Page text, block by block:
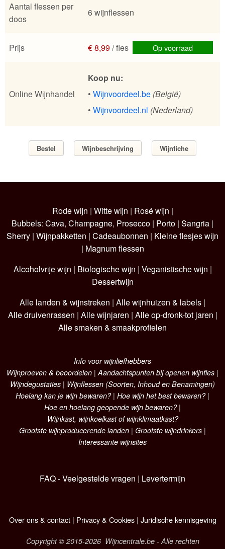
Aantal flessen per
doos
6 wijnflessen
Prijs € 8,99/ fles Op voorraad
Online Wijnhandel
Koop nu:
• Wijnvoordeel.be (België)
• Wijnvoordeel.nl (Nederland)
Bestel Wijnbeschrijving Wijnfiche
Rode wijn | Witte wijn | Rosé wijn |
Bubbels: Cava, Champagne, Prosecco | Porto | Sangria |
Sherry | Wijnpakketten | Cadeaubonnen | Kleine flesjes wijn
| Magnum flessen
Alcoholvrije wijn | Biologische wijn | Veganistische wijn |
Dessertwijn
Alle landen & wijnstreken | Alle wijnhuizen & labels |
Alle druivenrassen | Alle wijnjaren | Alle op-dronk-tot jaren |
Alle smaken & smaakprofielen
Info voor wijnliefhebbers
Wijnproeven & beoordelen |Aandachtspunten bij openen wijnfles |
Wijndegustaties | Wijnflessen (Soorten, Inhoud en Benamingen)
Hoelang kan je wijn bewaren?| Hoe wijn het best bewaren?|
Hoe en hoelang geopende wijn bewaren?|
Wijnkast, wijnkoelkast of wijnklimaatkast?
Grootste wijnproducerende landen | Grootste wijndrinkers |
Interessante wijnsites
FAQ - Veelgestelde vragen | Levertermijn
Over ons & contact| Privacy & Cookies| Juridische kennisgeving
Copyright © 2015-2026 Wijncentrale.be - Alle rechten